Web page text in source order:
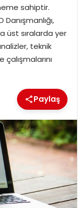
sahiptir.
üst sıralarda yer
teknik
Paylaş